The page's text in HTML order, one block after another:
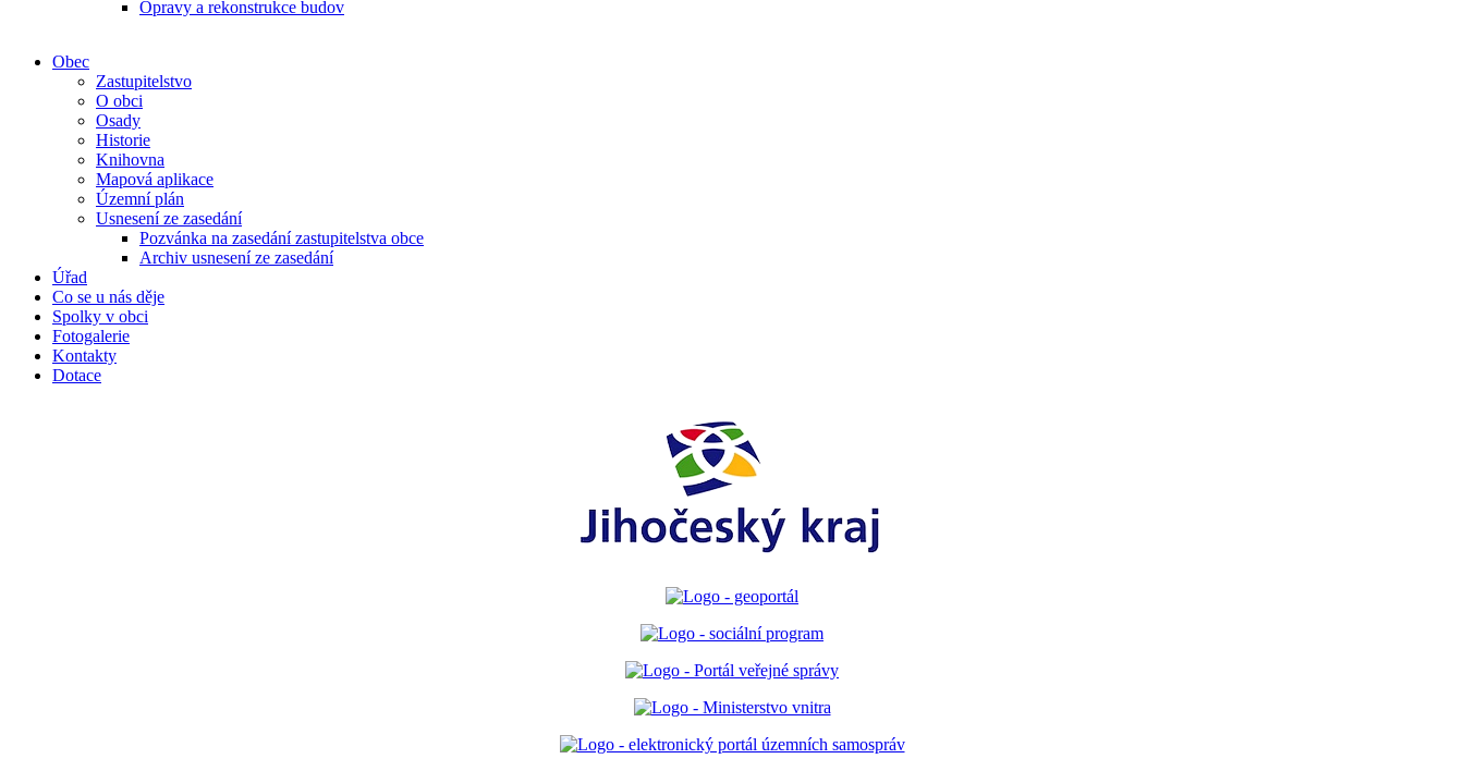
Opravy a rekonstrukce budov
Obec
Zastupitelstvo
O obci
Osady
Historie
Knihovna
Mapová aplikace
Územní plán
Usnesení ze zasedání
Pozvánka na zasedání zastupitelstva obce
Archiv usnesení ze zasedání
Úřad
Co se u nás děje
Spolky v obci
Fotogalerie
Kontakty
Dotace